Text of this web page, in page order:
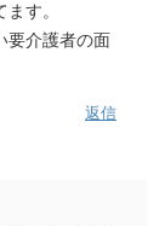
す。
要介護者の面
返信